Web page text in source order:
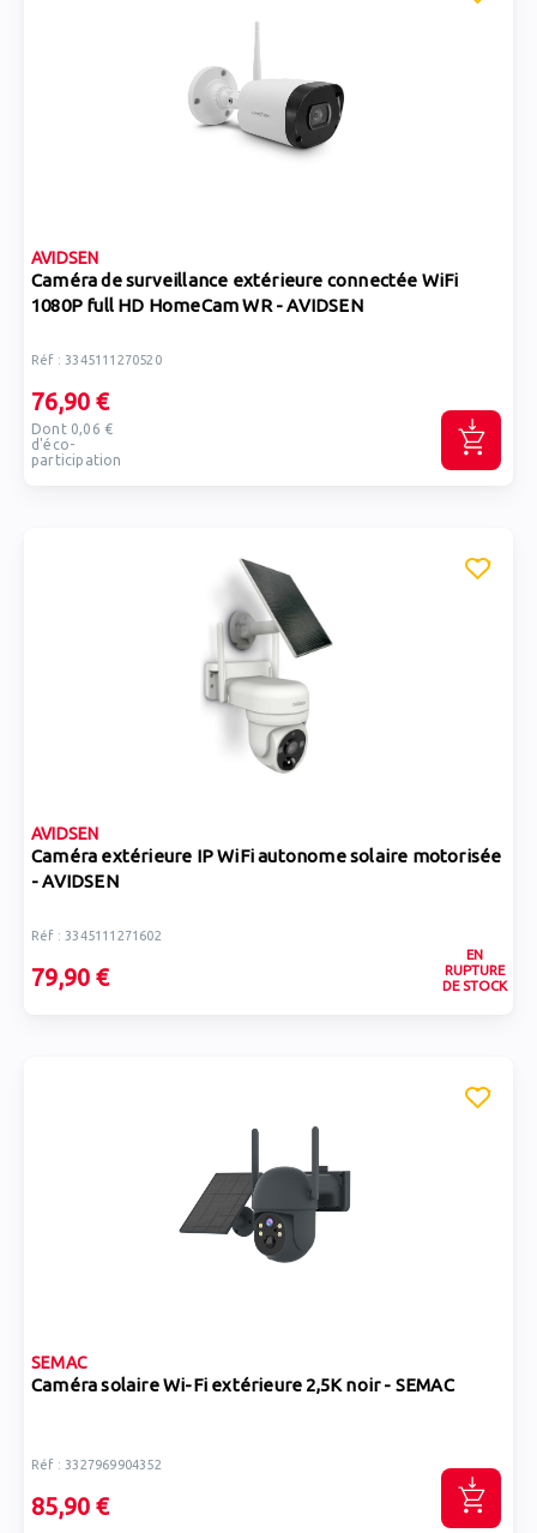
AVIDSEN
Caméra de surveillance extérieure connectée WiFi
1080P full HD HomeCam WR - AVIDSEN
Réf : 3345111270520
76,90 €
Dont 0,06 €
d'éco-
participation
AVIDSEN
Caméra extérieure IP WiFi autonome solaire motorisée
- AVIDSEN
Réf : 3345111271602
79,90 €
EN
RUPTURE
DE STOCK
SEMAC
Caméra solaire Wi-Fi extérieure 2,5K noir - SEMAC
Réf : 3327969904352
85,90 €